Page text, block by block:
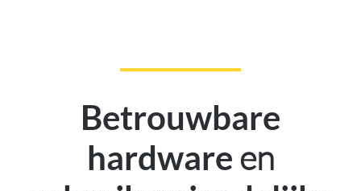
Betrouwbare
hardware en